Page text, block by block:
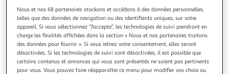
Nous et nos 68 partenaires stockons et accédons à des données personnelles,
telles que des données de navigation ou des identifiants uniques, sur votre
appareil. Si vous sélectionnez "J'accepte", les technologies de suivi prendront en
charge les finalités affichées dans la section « Nous et nos partenaires traitons
des données pour fournir ». Si vous retirez votre consentement, elles seront
désactivées. Si les technologies de suivi sont désactivées, il est possible que
certains contenus et annonces qui vous sont présentés ne soient pas pertinents
pour vous. Vous pouvez faire réapparaître ce menu pour modifier vos choix ou